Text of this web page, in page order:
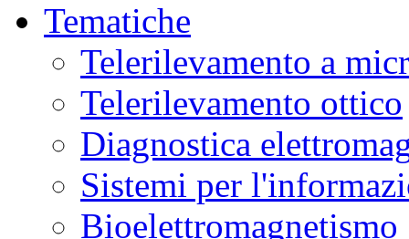
Tematiche
Telerilevamento a
Telerilevamento ottico
Diagnostica
Sistemi per
Bioelettromagnetismo